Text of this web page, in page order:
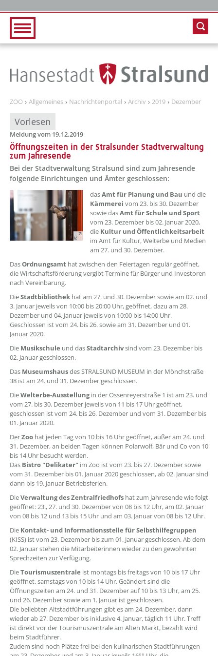
ZOO Allgemeines Nachrichtenportal Archiv 2019 Dezember
Vorlesen
Meldung vom 19.12.2019
Öffnungszeiten in der Stralsunder Stadtverwaltung
zum Jahresende
Bei der Stadtverwaltung Stralsund sind zum Jahresende
folgende Einrichtungen und Ämter geschlossen:
dasAmt für Planung und Bau und die
Kämmerei vom 23. bis 30. Dezember
sowie dasAmt für Schule und Sport
vom 23. Dezember bis 02. Januar 2020,
die Kultur und Öffentlichkeitsarbeit
im Amt für Kultur, Welterbe und Medien
am 27. und 30. Dezember.
DasOrdnungsamt hat zwischen den Feiertagen regulär geöffnet,
die Wirtschaftsförderung vergibt Termine für Bürger und Investoren
nach Vereinbarung.
DieStadtbibliothek hat am 27. und 30. Dezember sowie am 02. und
3. Januar jeweils von 10:00 bis 20:00 Uhr, geöffnet, dazu am 28.
Dezember und 04. Januar jeweils von 10:00 bis 14:00 Uhr.
Geschlossen ist vom 24. bis 26. sowie am 31. Dezember und 01.
Januar 2020.
Die Musikschule und dasStadtarchivsind vom 23. Dezember bis
02. Januar geschlossen.
Das Museumshausdes STRALSUND MUSEUM in der Mönchstraße
38 ist am 24. und 31. Dezember geschlossen.
DieWelterbe-Ausstellungin der Ossenreyerstraße 1 ist am 23. und
vom 27. bis 30. Dezember jeweils von 11 bis 17 Uhr geöffnet,
geschlossen ist vom 24. bis 26. Dezember und vom 31. Dezember bis
01. Januar 2020.
DerZoo hat jeden Tag von 10 bis 16 Uhr geöffnet, außer am 24. und
31. Dezember, an beiden Tagen können Polarwolf, Bär und Co von 10
bis 14 Uhr besucht werden.
Das Bistro "Delikater" im Zoo ist vom 23. bis 27. Dezember sowie
vom 31. Dezember bis 01. Januar 2020 geschlossen, ab 02. Januar sind
dann bis 19. Januar Betriebsferien.
DieVerwaltung des Zentralfriedhofs hat zum Jahresende wie folgt
geöffnet: 23., 27. und 30. Dezember von 08 bis 12 Uhr, am 02. Januar
von 08 bis 12 und 13 bis 15 Uhr und am 03. Januar von 08 bis 12 Uhr.
Die Kontakt- und Informationsstelle für Selbsthilfegruppen
(KISS) ist vom 23. Dezember bis zum 01. Januar geschlossen. Ab dem
02. Januar stehen die Mitarbeiterinnen wieder zu den gewohnten
Sprechzeiten zur Verfügung.
DieTourismuszentrale ist montags bis freitags von 10 bis 17 Uhr
geöffnet, samstags von 10 bis 14 Uhr. Geändert sind die
Öffnungszeiten am 24. und 31. Dezember auf 10 bis 13 Uhr, am 25.
und 26. Dezember sowie am 1. Januar ist geschlossen.
Die beliebten Altstadtführungen gibt es am 24. Dezember, dann
wieder ab 27. Dezember bis inklusive 4. Januar, täglich 11 Uhr. Treff
ist direkt vor der Tourismuszentrale am Alten Markt, bezahlt wird
beim Stadtführer.
Zudem sind noch Plätze frei bei den kulinarischen Stadtführungen